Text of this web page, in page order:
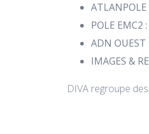
ATLANPOLE
POLE EMC2 :
ADN OUEST :
IMAGES &
DIVA regroupe